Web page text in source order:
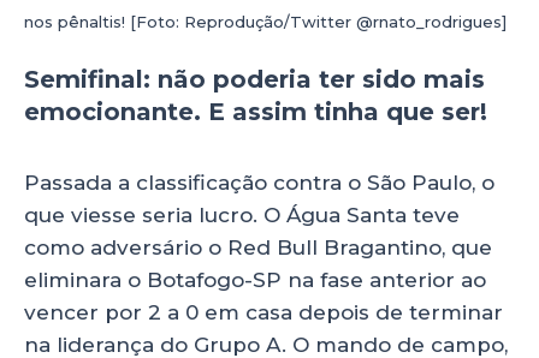
nos pênaltis! [Foto: Reprodução/Twitter @rnato_rodrigues]
Semifinal: não poderia ter sido mais
emocionante. E assim tinha que ser!
Passada a classificação contra o São Paulo, o
que viesse seria lucro. O Água Santa teve
como adversário o Red Bull Bragantino, que
eliminara o Botafogo-SP na fase anterior ao
vencer por 2 a 0 em casa depois de terminar
na liderança do Grupo A. O mando de campo,